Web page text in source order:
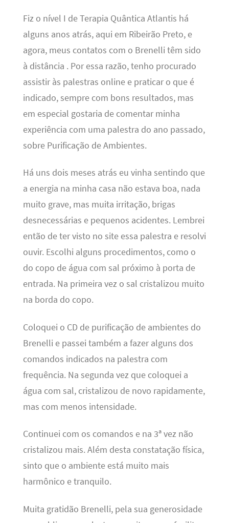
Fiz o nível I de Terapia Quântica Atlantis há
alguns anos atrás, aqui em Ribeirão Preto, e
agora, meus contatos com o Brenelli têm sido
à distância . Por essa razão, tenho procurado
assistir às palestras online e praticar o que é
indicado, sempre com bons resultados, mas
em especial gostaria de comentar minha
experiência com uma palestra do ano passado,
sobre Purificação de Ambientes.
Há uns dois meses atrás eu vinha sentindo que
a energia na minha casa não estava boa, nada
muito grave, mas muita irritação, brigas
desnecessárias e pequenos acidentes. Lembrei
então de ter visto no site essa palestra e resolvi
ouvir. Escolhi alguns procedimentos, como o
do copo de água com sal próximo à porta de
entrada. Na primeira vez o sal cristalizou muito
na borda do copo.
Coloquei o CD de purificação de ambientes do
Brenelli e passei também a fazer alguns dos
comandos indicados na palestra com
frequência. Na segunda vez que coloquei a
água com sal, cristalizou de novo rapidamente,
mas com menos intensidade.
Continuei com os comandos e na 3ª vez não
cristalizou mais. Além desta constatação física,
sinto que o ambiente está muito mais
harmônico e tranquilo.
Muita gratidão Brenelli, pela sua generosidade